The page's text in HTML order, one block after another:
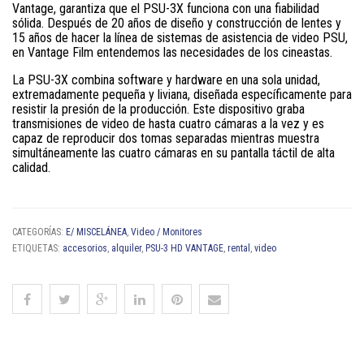
Vantage, garantiza que el PSU-3X funciona con una fiabilidad
sólida. Después de 20 años de diseño y construcción de lentes y
15 años de hacer la línea de sistemas de asistencia de video PSU,
en Vantage Film entendemos las necesidades de los cineastas.
La PSU-3X combina software y hardware en una sola unidad,
extremadamente pequeña y liviana, diseñada específicamente para
resistir la presión de la producción. Este dispositivo graba
transmisiones de video de hasta cuatro cámaras a la vez y es
capaz de reproducir dos tomas separadas mientras muestra
simultáneamente las cuatro cámaras en su pantalla táctil de alta
calidad.
CATEGORÍAS: E/ MISCELÁNEA, Video / Monitores
ETIQUETAS: accesorios, alquiler, PSU-3 HD VANTAGE, rental , video